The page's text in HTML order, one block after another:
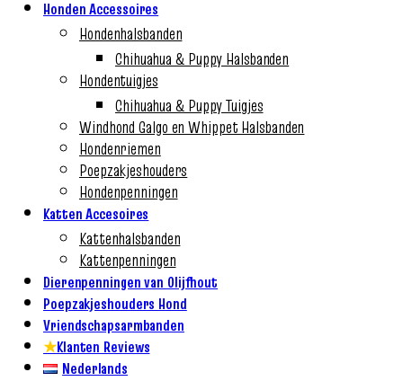
Honden Accessoires
Hondenhalsbanden
Chihuahua & Puppy Halsbanden
Hondentuigjes
Chihuahua & Puppy Tuigjes
Windhond Galgo en Whippet Halsbanden
Hondenriemen
Poepzakjeshouders
Hondenpenningen
Katten Accesoires
Kattenhalsbanden
Kattenpenningen
Dierenpenningen van Olijfhout
Poepzakjeshouders Hond
Vriendschapsarmbanden
★Klanten Reviews
Nederlands